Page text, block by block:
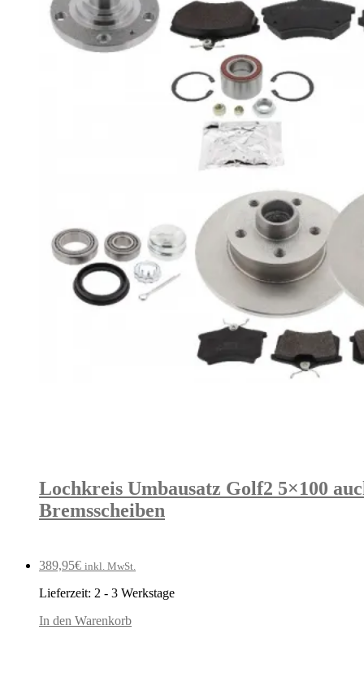
Lochkreis Umbausatz Golf2 5×100
Bremsscheiben
389,95€ inkl. MwSt.
Lieferzeit: 2 - 3 Werkstage
In den Warenkorb